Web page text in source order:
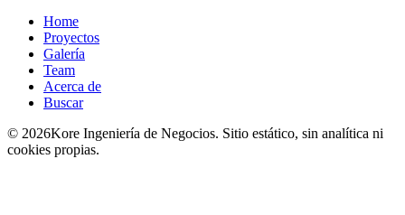
Home
Proyectos
Galería
Team
Acerca de
Buscar
© 2026Kore Ingeniería de Negocios. Sitio estático, sin analítica ni
cookies propias.